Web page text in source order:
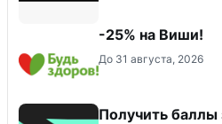
-25% на Виши!
До 31 августа, 2026
Получить баллы